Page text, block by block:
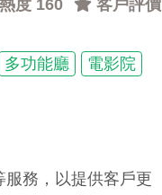
度 160 客戶評價
多功能廳 電影院
務，以提供客戶更